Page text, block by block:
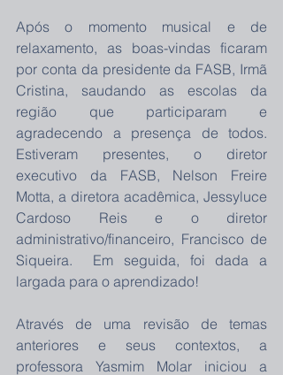
Após o momento musical e de
relaxamento, as boas-vindas ficaram
por conta da presidente da FASB, Irmã
Cristina, saudando as escolas da
região que participaram e
agradecendo a presença de todos.
Estiveram presentes, o diretor
executivo da FASB, Nelson Freire
Motta, a diretora acadêmica, Jessyluce
Cardoso Reis e o diretor
administrativo/financeiro, Francisco de
Siqueira.  Em seguida, foi dada a
largada para o aprendizado!
Através de uma revisão de temas
anteriores e seus contextos, a
professora Yasmim Molar iniciou a